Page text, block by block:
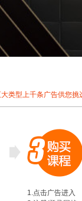
类型上千条广告供您挑
1.点击广告进入